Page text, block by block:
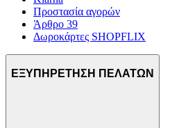
Προστασία αγορών
Άρθρο 39
Δωροκάρτες SHOPFLIX
ΕΞΥΠΗΡΕΤΗΣΗ ΠΕΛΑΤΩΝ